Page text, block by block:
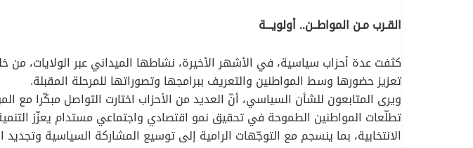
القـرب مـن المواطــن.. أولويـــة
كثفت عدة أحزاب سياسية، في الأشهر الأخيرة، نشاطها الميداني عبر الولايات،
تعزيز حضورها وسط المواطنين والتعريف ببرامجها وتصوراتها للمرحلة المقبلة.
ويرى المتابعون للشأن السياسي، أنّ العديد من الأحزاب اختارت التواصل مبكّرا مع
تطلّعات المواطنين الطموحة في تحقيق نمو اقتصادي واجتماعي مستدام يعزّز
الانتخابية، بما ينسجم مع التوجّهات الرامية إلى توسيع المشاركة السياسية